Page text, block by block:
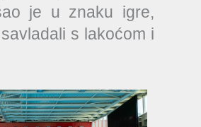
je u znaku igre,
s lakoćom i